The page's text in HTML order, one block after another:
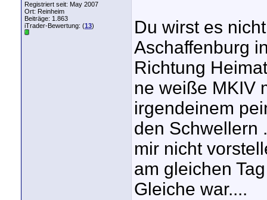
Registriert seit: May 2007
Ort: Reinheim
Beiträge: 1.863
iTrader-Bewertung: (13)
Du wirst es
Aschaffenburg
Richtung
ne weiße MKIV
irgendeinem
den Schwellern
mir nicht
am gleichen
Gleiche war....